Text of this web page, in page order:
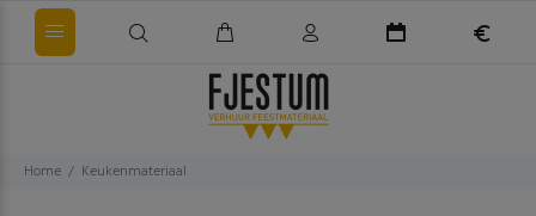
Home Keukenmateriaal